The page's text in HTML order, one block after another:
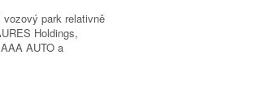
park relativně
Holdings,
AUTO a